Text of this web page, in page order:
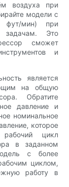
воздуха при
модели с
фут/мин) при
задачам. Это
сможет
и
является
на общую
Обратите
давление и
номинальное
которое
цикл
в заданном
с более
циклом,
работу в